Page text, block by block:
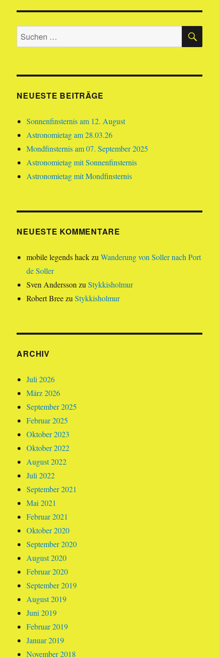
Suchen
nach:
NEUESTE BEITRÄGE
Sonnenfinsternis am 12. August
Astronomietag am 28.03.26
Mondfinsternis am 07. September 2025
Astronomietag mit Sonnenfinsternis
Astronomietag mit Mondfinsternis
NEUESTE KOMMENTARE
mobile legends hackzuWanderung von Soller nach Port
de Soller
Sven Andersson zuStykkisholmur
Robert BreezuStykkisholmur
ARCHIV
Juli 2026
März 2026
September 2025
Februar 2025
Oktober 2023
Oktober 2022
August 2022
Juli 2022
September 2021
Mai 2021
Februar 2021
Oktober 2020
September 2020
August 2020
Februar 2020
September 2019
August 2019
Juni 2019
Februar 2019
Januar 2019
November 2018